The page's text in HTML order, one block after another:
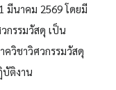
มีนาคม 2569 โดยมี
กรรมวัสดุ เป็น
วิชาวิศวกรรมวัสดุ
บัติงาน